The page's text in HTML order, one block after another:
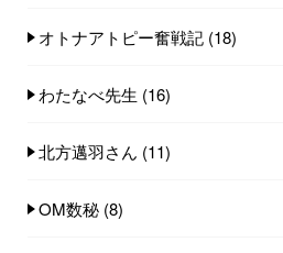
オトナアトピー奮戦記 (18)
わたなべ先生 (16)
北方邁羽さん (11)
OM数秘 (8)